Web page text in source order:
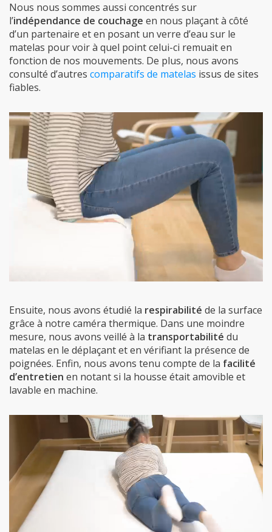
Nous nous sommes aussi concentrés sur
l’indépendance de couchage en nous plaçant à côté
d’un partenaire et en posant un verre d’eau sur le
matelas pour voir à quel point celui-ci remuait en
fonction de nos mouvements. De plus, nous avons
consulté d’autres comparatifs de matelas issus de sites
fiables.
Ensuite, nous avons étudié la respirabilité de la surface
grâce à notre caméra thermique. Dans une moindre
mesure, nous avons veillé à la transportabilité du
matelas en le déplaçant et en vérifiant la présence de
poignées. Enfin, nous avons tenu compte de la facilité
d’entretien en notant si la housse était amovible et
lavable en machine.